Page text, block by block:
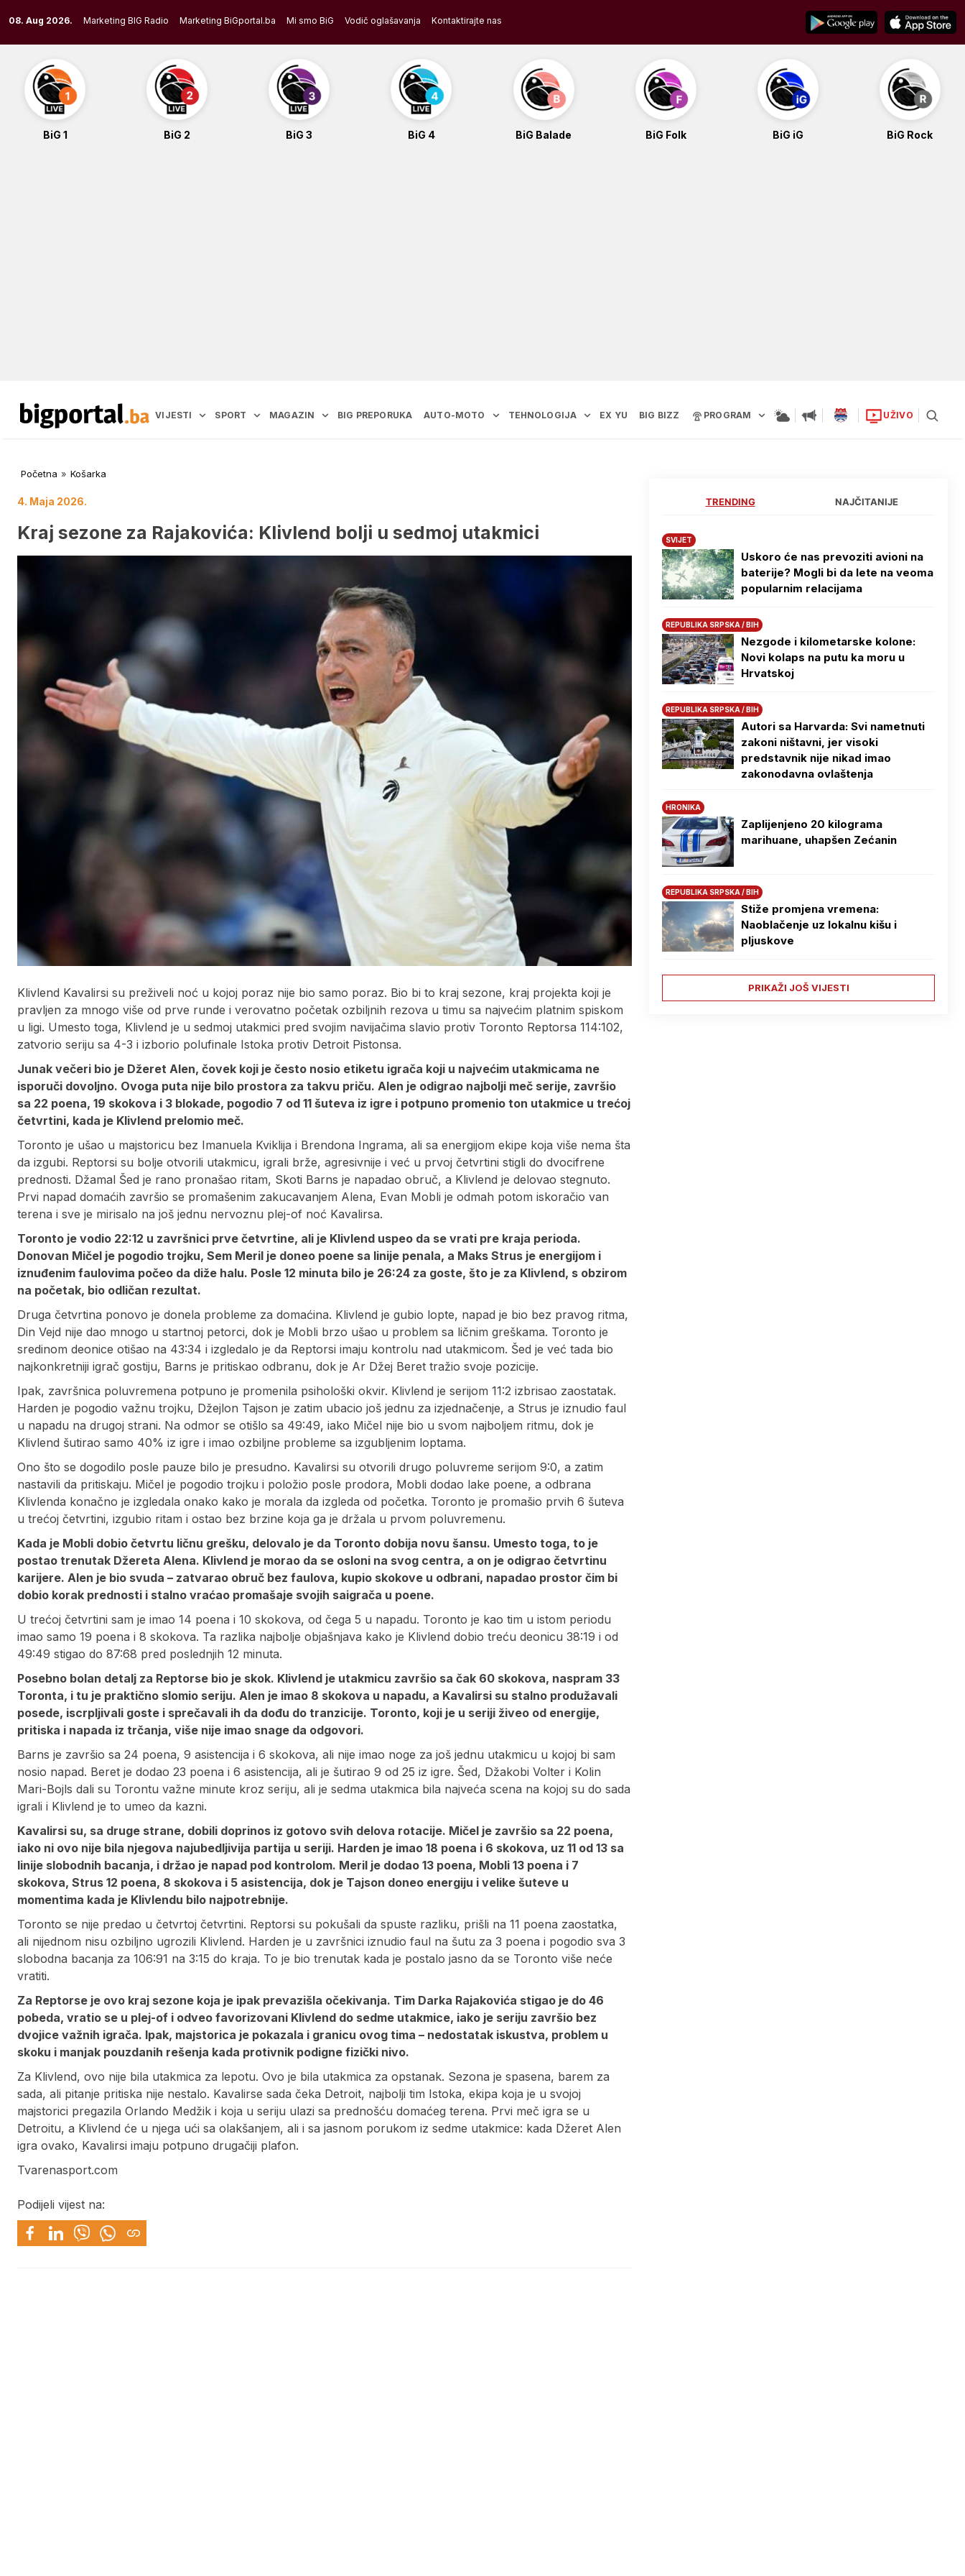
to
content
08. Aug 2026. Marketing BIG Radio Marketing BiGportal.ba Mi smo BiG Vodič oglašavanja Kontaktirajte nas
BiG 1 BiG 2 BiG 3 BiG 4 BiG Balade BiG Folk BiG iG BiG Rock
VIJESTI SPORT MAGAZIN BIG PREPORUKA AUTO-MOTO TEHNOLOGIJA EX YU BIG BIZZ PROGRAM UŽIVO
Početna » Košarka
4. Maja 2026.
Kraj sezone za Rajakovića: Klivlend bolji u sedmoj utakmici
Klivlend Kavalirsi su preživeli noć u kojoj poraz nije bio samo poraz. Bio bi to kraj sezone, kraj projekta koji je
pravljen za mnogo više od prve runde i verovatno početak ozbiljnih rezova u timu sa najvećim platnim spiskom
u ligi. Umesto toga, Klivlend je u sedmoj utakmici pred svojim navijačima slavio protiv Toronto Reptorsa 114:102,
zatvorio seriju sa 4-3 i izborio polufinale Istoka protiv Detroit Pistonsa.
Junak večeri bio je Džeret Alen, čovek koji je često nosio etiketu igrača koji u najvećim utakmicama ne
isporuči dovoljno. Ovoga puta nije bilo prostora za takvu priču. Alen je odigrao najbolji meč serije, završio
sa 22 poena, 19 skokova i 3 blokade, pogodio 7 od 11 šuteva iz igre i potpuno promenio ton utakmice u trećoj
četvrtini, kada je Klivlend prelomio meč.
Toronto je ušao u majstoricu bez Imanuela Kviklija i Brendona Ingrama, ali sa energijom ekipe koja više nema šta
da izgubi. Reptorsi su bolje otvorili utakmicu, igrali brže, agresivnije i već u prvoj četvrtini stigli do dvocifrene
prednosti. Džamal Šed je rano pronašao ritam, Skoti Barns je napadao obruč, a Klivlend je delovao stegnuto.
Prvi napad domaćih završio se promašenim zakucavanjem Alena, Evan Mobli je odmah potom iskoračio van
terena i sve je mirisalo na još jednu nervoznu plej-of noć Kavalirsa.
Toronto je vodio 22:12 u završnici prve četvrtine, ali je Klivlend uspeo da se vrati pre kraja perioda.
Donovan Mičel je pogodio trojku, Sem Meril je doneo poene sa linije penala, a Maks Strus je energijom i
iznuđenim faulovima počeo da diže halu. Posle 12 minuta bilo je 26:24 za goste, što je za Klivlend, s obzirom
na početak, bio odličan rezultat.
Druga četvrtina ponovo je donela probleme za domaćina. Klivlend je gubio lopte, napad je bio bez pravog ritma,
Din Vejd nije dao mnogo u startnoj petorci, dok je Mobli brzo ušao u problem sa ličnim greškama. Toronto je
sredinom deonice otišao na 43:34 i izgledalo je da Reptorsi imaju kontrolu nad utakmicom. Šed je već tada bio
najkonkretniji igrač gostiju, Barns je pritiskao odbranu, dok je Ar Džej Beret tražio svoje pozicije.
Ipak, završnica poluvremena potpuno je promenila psihološki okvir. Klivlend je serijom 11:2 izbrisao zaostatak.
Harden je pogodio važnu trojku, Džejlon Tajson je zatim ubacio još jednu za izjednačenje, a Strus je iznudio faul
u napadu na drugoj strani. Na odmor se otišlo sa 49:49, iako Mičel nije bio u svom najboljem ritmu, dok je
Klivlend šutirao samo 40% iz igre i imao ozbiljne probleme sa izgubljenim loptama.
Ono što se dogodilo posle pauze bilo je presudno. Kavalirsi su otvorili drugo poluvreme serijom 9:0, a zatim
nastavili da pritiskaju. Mičel je pogodio trojku i položio posle prodora, Mobli dodao lake poene, a odbrana
Klivlenda konačno je izgledala onako kako je morala da izgleda od početka. Toronto je promašio prvih 6 šuteva
u trećoj četvrtini, izgubio ritam i ostao bez brzine koja ga je držala u prvom poluvremenu.
Kada je Mobli dobio četvrtu ličnu grešku, delovalo je da Toronto dobija novu šansu. Umesto toga, to je
postao trenutak Džereta Alena. Klivlend je morao da se osloni na svog centra, a on je odigrao četvrtinu
karijere. Alen je bio svuda – zatvarao obruč bez faulova, kupio skokove u odbrani, napadao prostor čim bi
dobio korak prednosti i stalno vraćao promašaje svojih saigrača u poene.
U trećoj četvrtini sam je imao 14 poena i 10 skokova, od čega 5 u napadu. Toronto je kao tim u istom periodu
imao samo 19 poena i 8 skokova. Ta razlika najbolje objašnjava kako je Klivlend dobio treću deonicu 38:19 i od
49:49 stigao do 87:68 pred poslednjih 12 minuta.
Posebno bolan detalj za Reptorse bio je skok. Klivlend je utakmicu završio sa čak 60 skokova, naspram 33
Toronta, i tu je praktično slomio seriju. Alen je imao 8 skokova u napadu, a Kavalirsi su stalno produžavali
posede, iscrpljivali goste i sprečavali ih da dođu do tranzicije. Toronto, koji je u seriji živeo od energije,
pritiska i napada iz trčanja, više nije imao snage da odgovori.
Barns je završio sa 24 poena, 9 asistencija i 6 skokova, ali nije imao noge za još jednu utakmicu u kojoj bi sam
nosio napad. Beret je dodao 23 poena i 6 asistencija, ali je šutirao 9 od 25 iz igre. Šed, Džakobi Volter i Kolin
Mari-Bojls dali su Torontu važne minute kroz seriju, ali je sedma utakmica bila najveća scena na kojoj su do sada
igrali i Klivlend je to umeo da kazni.
Kavalirsi su, sa druge strane, dobili doprinos iz gotovo svih delova rotacije. Mičel je završio sa 22 poena,
iako ni ovo nije bila njegova najubedljivija partija u seriji. Harden je imao 18 poena i 6 skokova, uz 11 od 13 sa
linije slobodnih bacanja, i držao je napad pod kontrolom. Meril je dodao 13 poena, Mobli 13 poena i 7
skokova, Strus 12 poena, 8 skokova i 5 asistencija, dok je Tajson doneo energiju i velike šuteve u
momentima kada je Klivlendu bilo najpotrebnije.
Toronto se nije predao u četvrtoj četvrtini. Reptorsi su pokušali da spuste razliku, prišli na 11 poena zaostatka,
ali nijednom nisu ozbiljno ugrozili Klivlend. Harden je u završnici iznudio faul na šutu za 3 poena i pogodio sva 3
slobodna bacanja za 106:91 na 3:15 do kraja. To je bio trenutak kada je postalo jasno da se Toronto više neće
vratiti.
Za Reptorse je ovo kraj sezone koja je ipak prevazišla očekivanja. Tim Darka Rajakovića stigao je do 46
pobeda, vratio se u plej-of i odveo favorizovani Klivlend do sedme utakmice, iako je seriju završio bez
dvojice važnih igrača. Ipak, majstorica je pokazala i granicu ovog tima – nedostatak iskustva, problem u
skoku i manjak pouzdanih rešenja kada protivnik podigne fizički nivo.
Za Klivlend, ovo nije bila utakmica za lepotu. Ovo je bila utakmica za opstanak. Sezona je spasena, barem za
sada, ali pitanje pritiska nije nestalo. Kavalirse sada čeka Detroit, najbolji tim Istoka, ekipa koja je u svojoj
majstorici pregazila Orlando Medžik i koja u seriju ulazi sa prednošću domaćeg terena. Prvi meč igra se u
Detroitu, a Klivlend će u njega ući sa olakšanjem, ali i sa jasnom porukom iz sedme utakmice: kada Džeret Alen
igra ovako, Kavalirsi imaju potpuno drugačiji plafon.
Tvarenasport.com
Podijeli vijest na:
TRENDING NAJČITANIJE
SVIJET
Uskoro će nas prevoziti avioni na
baterije? Mogli bi da lete na veoma
popularnim relacijama
REPUBLIKA SRPSKA / BIH
Nezgode i kilometarske kolone:
Novi kolaps na putu ka moru u
Hrvatskoj
REPUBLIKA SRPSKA / BIH
Autori sa Harvarda: Svi nametnuti
zakoni ništavni, jer visoki
predstavnik nije nikad imao
zakonodavna ovlaštenja
HRONIKA
Zaplijenjeno 20 kilograma
marihuane, uhapšen Zećanin
REPUBLIKA SRPSKA / BIH
Stiže promjena vremena:
Naoblačenje uz lokalnu kišu i
pljuskove
PRIKAŽI JOŠ VIJESTI